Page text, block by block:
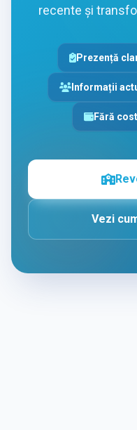
recente și
Prezență
Informații
Fără
Vezi